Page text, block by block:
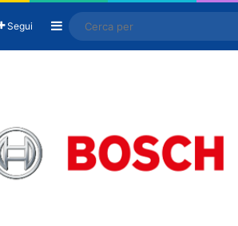
Segui Barra laterale